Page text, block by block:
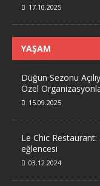
17.10.2025
YAŞAM
Düğün Sezonu
Özel
15.09.2025
Le Chic Restaurant:
eğlencesi
03.12.2024